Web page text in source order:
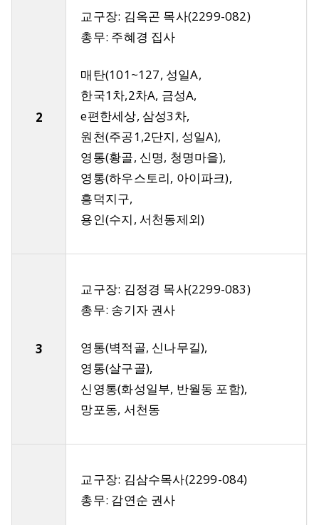
2
교구장: 김옥곤 목사(2299-082)
총무: 주혜경 집사
매탄(101~127, 성일A,
한국1차,2차A, 금성A,
e편한세상, 삼성3차,
원천(주공1,2단지, 성일A),
영통(황골, 신명, 청명마을),
영통(하우스토리, 아이파크),
흥덕지구,
용인(수지, 서천동제외)
3
교구장: 김정경 목사(2299-083)
총무: 송기자 권사
영통(벽적골, 신나무길),
영통(살구골),
신영통(화성일부, 반월동 포함),
망포동, 서천동
교구장: 김삼수목사(2299-084)
총무: 감연순 권사